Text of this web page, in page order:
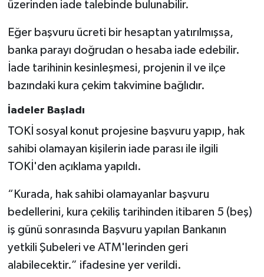
üzerinden iade talebinde bulunabilir.
Eğer başvuru ücreti bir hesaptan yatırılmışsa,
banka parayı doğrudan o hesaba iade edebilir.
İade tarihinin kesinleşmesi, projenin il ve ilçe
bazındaki kura çekim takvimine bağlıdır.
İadeler Başladı
TOKİ sosyal konut projesine başvuru yapıp, hak
sahibi olamayan kişilerin iade parası ile ilgili
TOKİ'den açıklama yapıldı.
“Kurada, hak sahibi olamayanlar başvuru
bedellerini, kura çekiliş tarihinden itibaren 5 (beş)
iş günü sonrasında Başvuru yapılan Bankanın
yetkili Şubeleri ve ATM'lerinden geri
alabilecektir.” ifadesine yer verildi.